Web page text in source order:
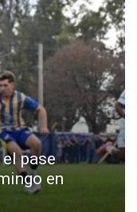
pase
en